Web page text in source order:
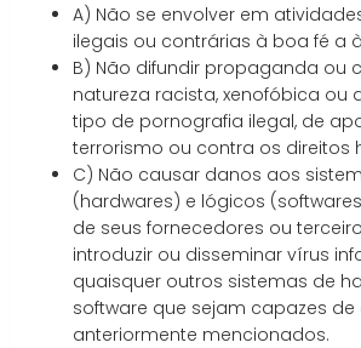
A) Não se envolver em
ilegais ou contrárias à boa fé a
B) Não difundir propaganda ou
natureza racista, xenofóbica ou
tipo de pornografia ilegal, de
terrorismo ou contra os direitos
C) Não causar danos aos
(hardwares) e lógicos
de seus fornecedores ou
introduzir ou disseminar vírus
quaisquer outros sistemas de
software que sejam capazes
anteriormente mencionados.